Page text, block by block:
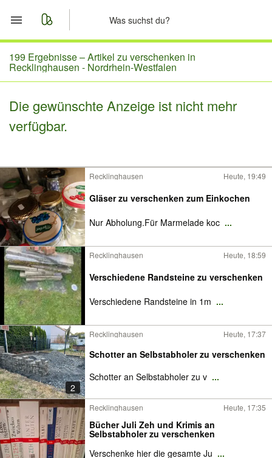
Start
Merkliste
Nachrichten
199 Ergebnisse –Artikel zu verschenken in
Recklinghausen - Nordrhein-Westfalen
Die gewünschte Anzeige ist nicht mehr
verfügbar.
Recklinghausen Heute, 19:49
Gläser zu verschenken zum Einkochen
Nur Abholung.Für Marmelade koc ...
Recklinghausen Heute, 18:59
Verschiedene Randsteine zu verschenken
Verschiedene Randsteine in 1m ...
2
Recklinghausen Heute, 17:37
Schotter an Selbstabholer zu verschenken
Schotter an Selbstabholer zu v ...
Recklinghausen Heute, 17:35
Bücher Juli Zeh und Krimis an
Selbstabholer zu verschenken
Verschenke hier die gesamte Ju ...